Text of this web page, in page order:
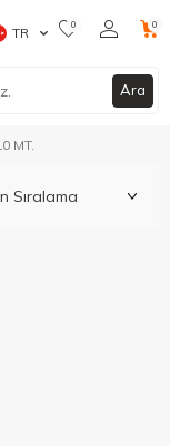
Ara
TR 0 0
MT.